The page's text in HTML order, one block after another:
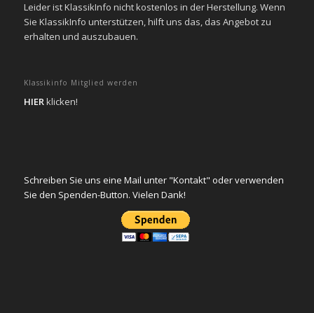
Leider ist KlassikInfo nicht kostenlos in der Herstellung. Wenn
Sie KlassikInfo unterstützen, hilft uns das, das Angebot zu
erhalten und auszubauen.
Klassikinfo Mitglied werden
HIERklicken!
Schreiben Sie uns eine Mail unter "Kontakt" oder verwenden
Sie den Spenden-Button. Vielen Dank!